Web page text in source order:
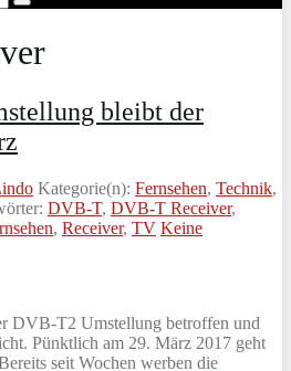
bleibt der
Kategorie(n): Fernsehen, Technik,
DVB-T, DVB-T Receiver,
, Receiver, TV Keine
DVB-T2 Umstellung betroffen und
Pünktlich am 29. März 2017 geht
seit Wochen werben die